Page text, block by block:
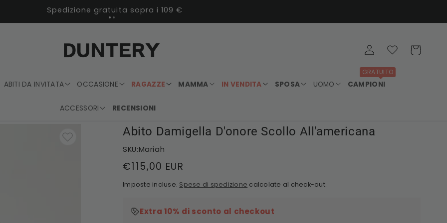
Spedizione gratuita sopra i 109 €
ABITI DA INVITATA OCCASIONE RAGAZZE MAMMA IN VENDITA SPOSA UOMO CAMPIONI
GRATUITO
ACCESSORI RECENSIONI
Accedi Wishlist Carrello
Abito Damigella D'onore Scollo All'americana
SKU:Mariah
Prezzo
di
€115,00 EUR
Imposte incluse. Spese di spedizione calcolate al check-out.
Extra 10% di sconto al checkout